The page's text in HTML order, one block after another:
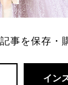
事を保存・
イン